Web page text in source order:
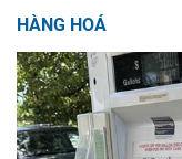
HÀNG HOÁ